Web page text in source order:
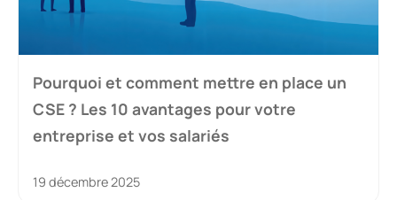
Pourquoi et comment mettre en place un
CSE ? Les 10 avantages pour votre
entreprise et vos salariés
19 décembre 2025